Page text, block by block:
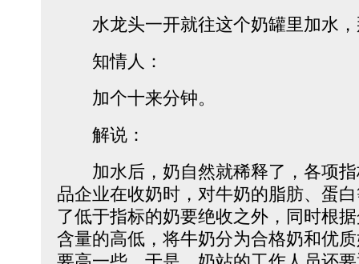
水龙头一开就往这个奶罐里加水，
知情人：
加个十来分钟。
解说：
加水后，奶自然就稀释了，各项指
品企业在收奶时，对牛奶的脂肪、蛋
了低于指标的奶要绝收之外，同时根
含量的高低，将牛奶分为合格奶和优